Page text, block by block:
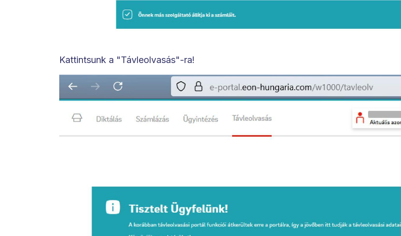
Kattintsunk a "Távleolvasás"-ra!